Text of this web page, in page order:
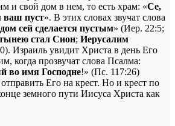
и свой дом в нем, то есть храм: «Се,
ваш пуст». В этих словах звучат слова
дом сей сделается пустым» (Иер. 22:5;
стал Сион; Иерусалим
Израиль увидит Христа в день Его
когда прозвучат слова Псалма:
во имя Господне!» (Пс. 117:26)
Его на крест. Но и крест по
земного пути Иисуса Христа как